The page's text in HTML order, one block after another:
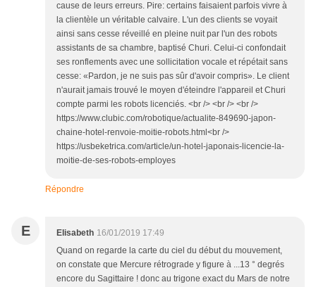
cause de leurs erreurs. Pire: certains faisaient parfois vivre à
la clientèle un véritable calvaire. L'un des clients se voyait
ainsi sans cesse réveillé en pleine nuit par l'un des robots
assistants de sa chambre, baptisé Churi. Celui-ci confondait
ses ronflements avec une sollicitation vocale et répétait sans
cesse: «Pardon, je ne suis pas sûr d'avoir compris». Le client
n'aurait jamais trouvé le moyen d'éteindre l'appareil et Churi
compte parmi les robots licenciés. <br /> <br /> <br />
https://www.clubic.com/robotique/actualite-849690-japon-
chaine-hotel-renvoie-moitie-robots.html<br />
https://usbeketrica.com/article/un-hotel-japonais-licencie-la-
moitie-de-ses-robots-employes
Répondre
E Elisabeth 16/01/2019 17:49
Quand on regarde la carte du ciel du début du mouvement,
on constate que Mercure rétrograde y figure à ...13 ° degrés
encore du Sagittaire ! donc au trigone exact du Mars de notre